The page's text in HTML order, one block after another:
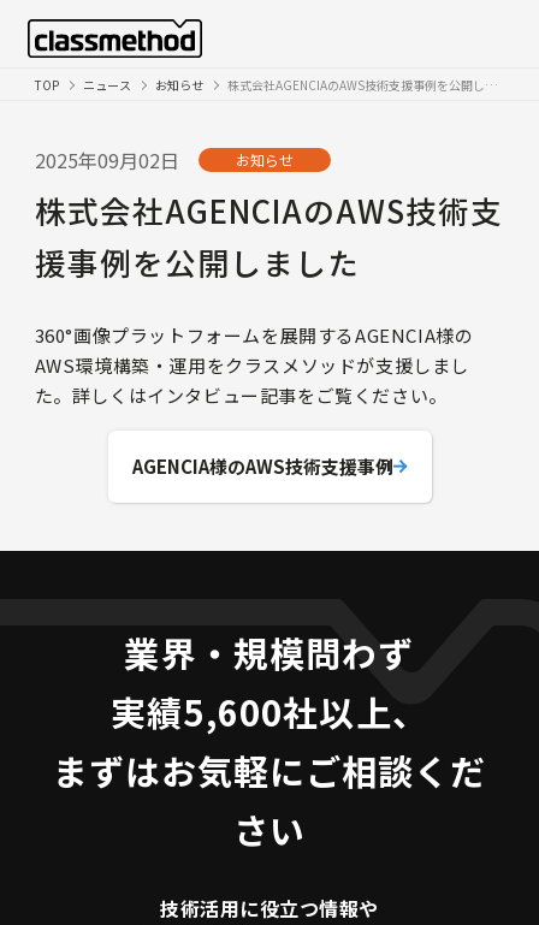
TOP ニュース お知らせ 株式会社AGENCIAのAWS技術支援事例を公開しました
2025年09月02日 お知らせ
株式会社AGENCIAのAWS技術支
援事例を公開しました
360°画像プラットフォームを展開するAGENCIA様の
AWS環境構築・運用をクラスメソッドが支援しまし
た。詳しくはインタビュー記事をご覧ください。
AGENCIA様のAWS技術支援事例
業界・規模問わず
実績5,600社以上、
まずはお気軽にご相談くだ
さい
技術活用に役立つ情報や